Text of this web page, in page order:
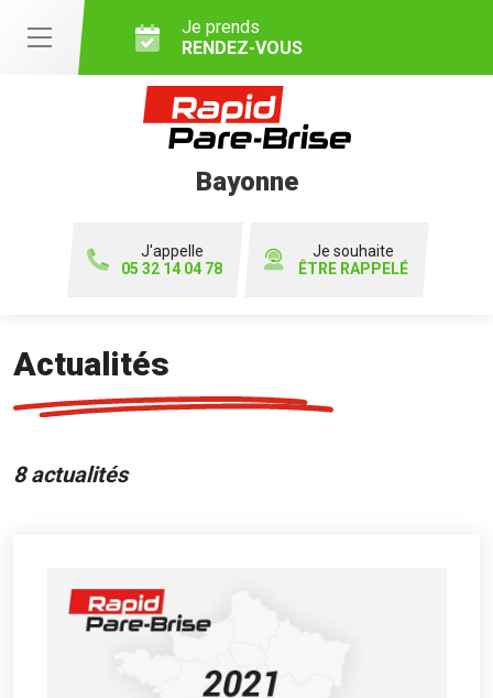
Je prends
RENDEZ-VOUS
Bayonne
J'appelle
05 32 14 04 78
Je souhaite
ÊTRE RAPPELÉ
Actualités
8 actualités